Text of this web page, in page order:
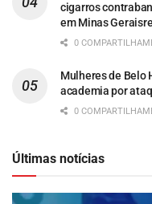
cigarros
em Minas
0
Mulheres de Belo
academia por
0
Últimas notícias